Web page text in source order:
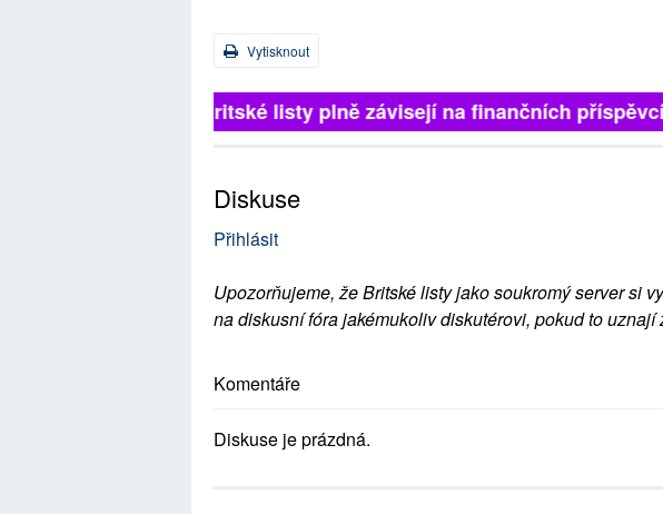
Vytisknout
Britské listy plně závisejí na finančních
Diskuse
Přihlásit
Upozorňujeme, že Britské listy jako soukromý server si
na diskusní fóra jakémukoliv diskutérovi, pokud to uznají
Komentáře
Diskuse je prázdná.